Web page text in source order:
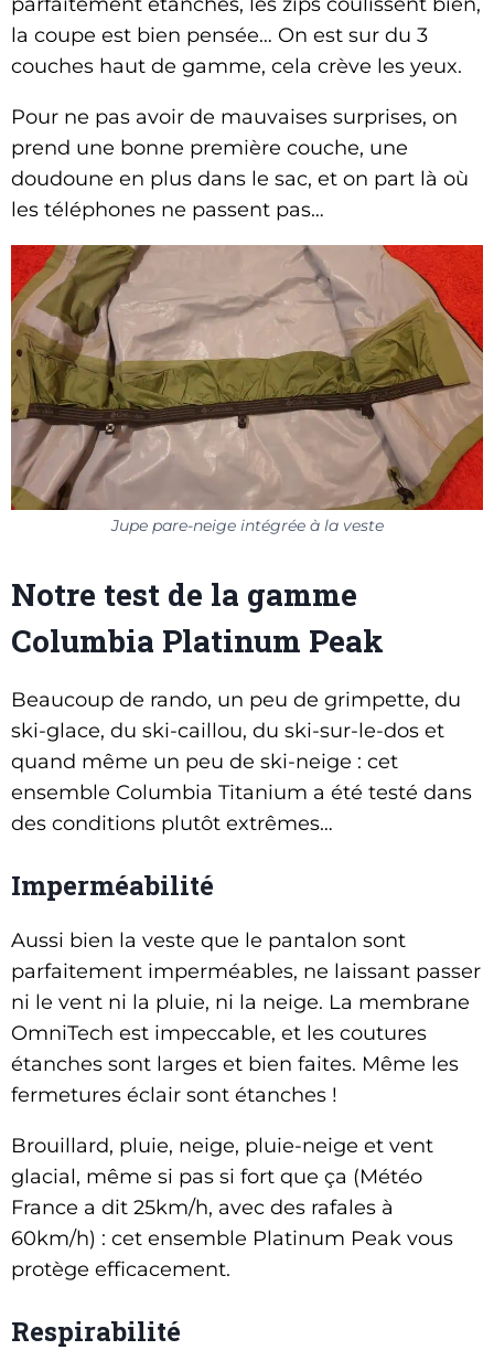
la coupe est bien pensée… On est sur du 3
couches haut de gamme, cela crève les yeux.
Pour ne pas avoir de mauvaises surprises, on
prend une bonne première couche, une
doudoune en plus dans le sac, et on part là où
les téléphones ne passent pas…
Jupe pare-neige intégrée à la veste
Notre test de la gamme
Columbia Platinum Peak
Beaucoup de rando, un peu de grimpette, du
ski-glace, du ski-caillou, du ski-sur-le-dos et
quand même un peu de ski-neige : cet
ensemble Columbia Titanium a été testé dans
des conditions plutôt extrêmes…
Imperméabilité
Aussi bien la veste que le pantalon sont
parfaitement imperméables, ne laissant passer
ni le vent ni la pluie, ni la neige. La membrane
OmniTech est impeccable, et les coutures
étanches sont larges et bien faites. Même les
fermetures éclair sont étanches !
Brouillard, pluie, neige, pluie-neige et vent
glacial, même si pas si fort que ça (Météo
France a dit 25km/h, avec des rafales à
60km/h) : cet ensemble Platinum Peak vous
protège efficacement.
Respirabilité